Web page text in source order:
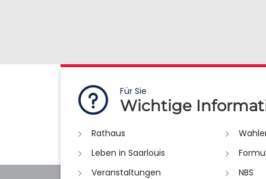
Für Sie
Wichtige
Rathaus
Leben in Saarlouis
Veranstaltungen
NBS